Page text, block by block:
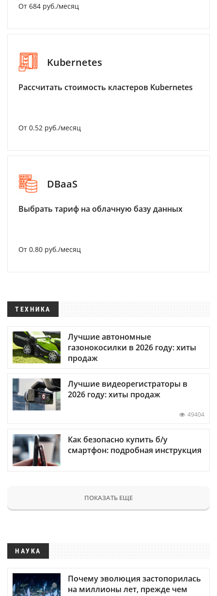
От 684 руб./месяц
Kubernetes
Рассчитать стоимость кластеров Kubernetes
От 0.52 руб./месяц
DBaaS
Выбрать тариф на облачную базу данных
От 0.80 руб./месяц
ТЕХНИКА
Лучшие автономные
газонокосилки в 2026 году: хиты
продаж
Лучшие видеорегистраторы в
2026 году: хиты продаж
49404
Как безопасно купить б/у
смартфон: подробная инструкция
ПОКАЗАТЬ ЕЩЕ
НАУКА
Почему эволюция застопорилась
на миллионы лет, прежде чем